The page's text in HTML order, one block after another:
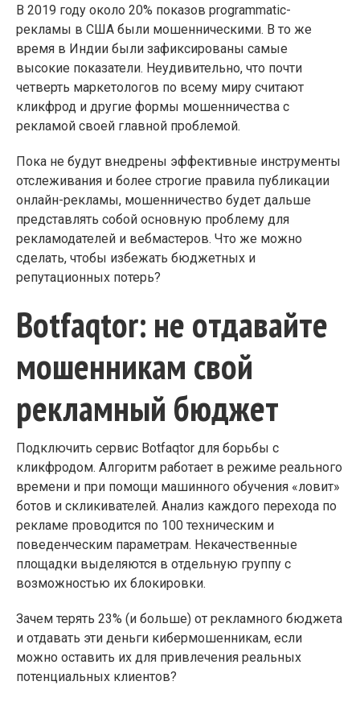
В 2019 году около 20% показов programmatic-
рекламы в США были мошенническими. В то же
время в Индии были зафиксированы самые
высокие показатели. Неудивительно, что почти
четверть маркетологов по всему миру считают
кликфрод и другие формы мошенничества с
рекламой своей главной проблемой.
Пока не будут внедрены эффективные инструменты
отслеживания и более строгие правила публикации
онлайн-рекламы, мошенничество будет дальше
представлять собой основную проблему для
рекламодателей и вебмастеров. Что же можно
сделать, чтобы избежать бюджетных и
репутационных потерь?
Botfaqtor: не отдавайте
мошенникам свой
рекламный бюджет
Подключить сервис Botfaqtor для борьбы с
кликфродом. Алгоритм работает в режиме реального
времени и при помощи машинного обучения «ловит»
ботов и скликивателей. Анализ каждого перехода по
рекламе проводится по 100 техническим и
поведенческим параметрам. Некачественные
площадки выделяются в отдельную группу с
возможностью их блокировки.
Зачем терять 23% (и больше) от рекламного бюджета
и отдавать эти деньги кибермошенникам, если
можно оставить их для привлечения реальных
потенциальных клиентов?